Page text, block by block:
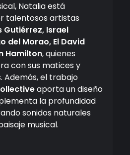
Natalia está
talentosos artistas
Gutiérrez, Israel
del Morao, El David
Hamilton, quienes
con sus matices y
Además, el trabajo
aporta un diseño
la profundidad
sonidos naturales
musical.